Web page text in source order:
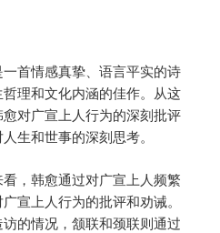
一首情感真挚、语言平实的诗
理和文化内涵的佳作。从这
对广宣上人行为的深刻批评
生和世事的深刻思考。
，韩愈通过对广宣上人频繁
宣上人行为的批评和劝诫。
的情况，颔联和颈联则通过